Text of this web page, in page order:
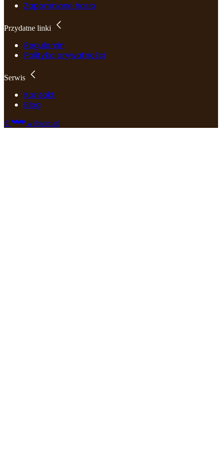
Zapomniane hasło
Przydatne linki
Regulamin
Polityka prywatności
Serwis
Kontakt
Blog
© webtom.pl